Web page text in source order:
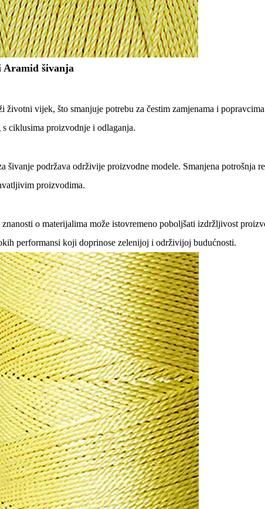
Aramid šivanja
vijek, što smanjuje potrebu za čestim zamjenama i
ciklusima proizvodnje i odlaganja.
podržava održivije proizvodne modele. Smanjena potrošnja
proizvodima.
o materijalima može istovremeno poboljšati izdržljivost
performansi koji doprinose zelenijoj i održivijoj budućnosti.